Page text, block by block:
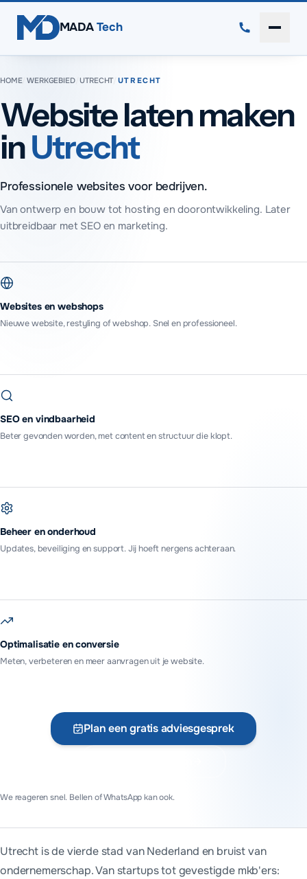
MADA Tech
HOME/WERKGEBIED/ UTRECHT/ UTRECHT
Website laten maken
inUtrecht
Professionele websites voor bedrijven.
Van ontwerp en bouw tot hosting en doorontwikkeling. Later
uitbreidbaar met SEO en marketing.
Websites en webshops
Nieuwe website, restyling of webshop. Snel en professioneel.
SEO en vindbaarheid
Beter gevonden worden, met content en structuur die klopt.
Beheer en onderhoud
Updates, beveiliging en support. Jij hoeft nergens achteraan.
Optimalisatie en conversie
Meten, verbeteren en meer aanvragen uit je website.
Plan een gratis adviesgesprek
We reageren snel. Bellen of WhatsApp kan ook.
Utrecht is de vierde stad van Nederland en bruist van
ondernemerschap. Van startups tot gevestigde mkb'ers: